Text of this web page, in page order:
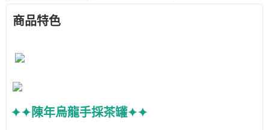
商品特色
✦✦陳年烏龍手採茶罐✦✦